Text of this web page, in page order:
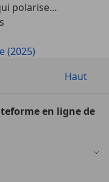
polarise…
(2025)
Haut
en ligne de